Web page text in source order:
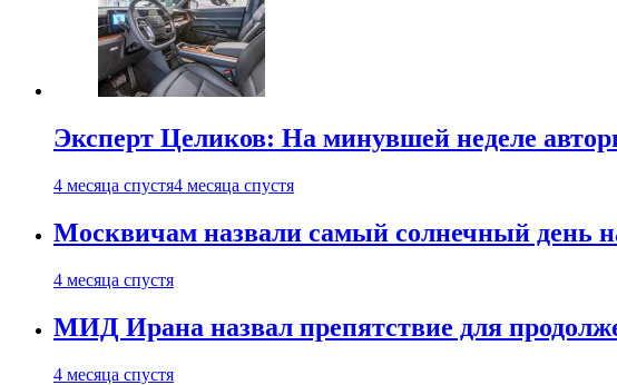
Эксперт Целиков: На минувшей неделе
4 месяца спустя4 месяца спустя
Москвичам назвали самый солнечный день
4 месяца спустя
МИД Ирана назвал препятствие для
4 месяца спустя